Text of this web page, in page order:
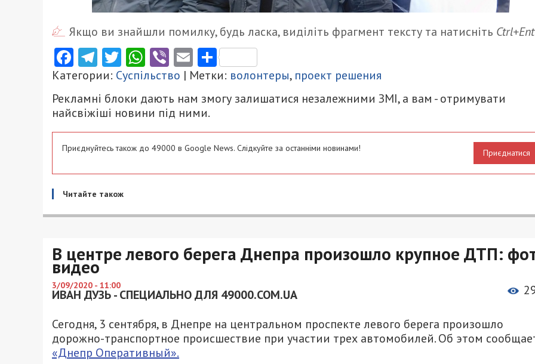
Якщо ви знайшли помилку, будь ласка, виділіть фрагмент тексту та натисніть
Facebook
Telegram
Twitter
WhatsApp
ViberEmailПоділитися
Категории: Суспільство | Метки: волонтеры, проект решения
Рекламні блоки дають нам змогу залишатися незалежними ЗМІ, а вам - отримувати
найсвіжіші новини під ними.
Приєднуйтесь також до 49000 в Google News. Слідкуйте за останніми новинами! Приєднатися
Читайте також
В центре левого берега Днепра произошло крупное ДТП:
видео
3/09/2020 - 11:00
ИВАН ДУЗЬ - СПЕЦИАЛЬНО ДЛЯ 49000.COM.UA
Сегодня, 3 сентября, в Днепре на центральном проспекте левого берега произошло
дорожно-транспортное происшествие при участии трех автомобилей. Об этом
«Днепр Оперативный».